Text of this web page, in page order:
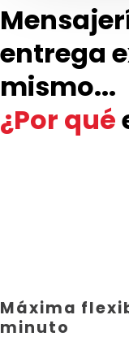
entrega
mismo...
¿Por qué
Máxima
minuto